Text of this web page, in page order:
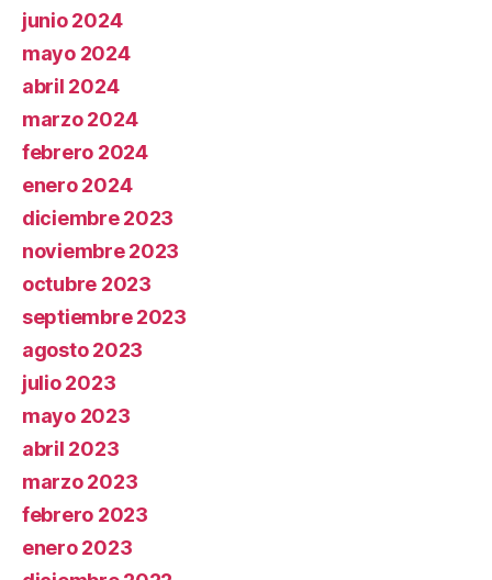
junio 2024
mayo 2024
abril 2024
marzo 2024
febrero 2024
enero 2024
diciembre 2023
noviembre 2023
octubre 2023
septiembre 2023
agosto 2023
julio 2023
mayo 2023
abril 2023
marzo 2023
febrero 2023
enero 2023